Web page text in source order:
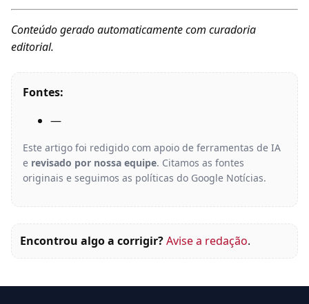
Conteúdo gerado automaticamente com curadoria
editorial.
Fontes:
—
Este artigo foi redigido com apoio de ferramentas de IA
e revisado por nossa equipe. Citamos as fontes
originais e seguimos as políticas do Google Notícias.
Encontrou algo a corrigir?Avise a redação.